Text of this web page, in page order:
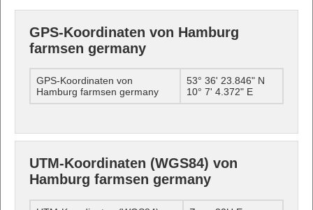
GPS-Koordinaten von Hamburg
farmsen germany
GPS-Koordinaten von
Hamburg farmsen germany
53° 36' 23.846" N
10° 7' 4.372" E
UTM-Koordinaten (WGS84) von
Hamburg farmsen germany